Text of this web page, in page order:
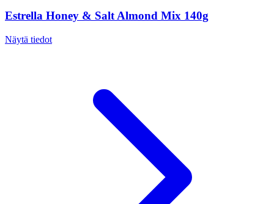
Estrella Honey & Salt Almond Mix 140g
Näytä tiedot